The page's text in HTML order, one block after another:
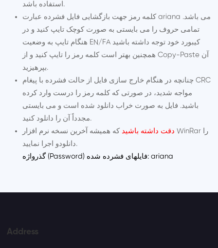
استفاده باشد.
کلمه رمز جهت بازگشایی فایل فشرده عبارت ariana می باشد.
تمامی حروف را می بایستی به صورت کوچک تایپ کنید و در
هنگام تایپ به وضعیت EN/FA کیبورد خود توجه داشته باشید
همچنین بهتر است کلمه رمز را تایپ کنید و از Copy-Paste آن
بپرهیزید.
چنانچه در هنگام خارج سازی فایل از حالت فشرده با پیغام CRC
مواجه شدید، در صورتی که کلمه رمز را درست وارد کرده
باشید. فایل به صورت خراب دانلود شده است و می بایستی
مجدداً آن را دانلود کنید.
دقت داشته باشید
که همیشه آخرین نسخه نرم افزار WinRar را
دانلودو اجرا نمایید.
گذرواژه (Password) فایلهای فشرده شده: ariana
Address